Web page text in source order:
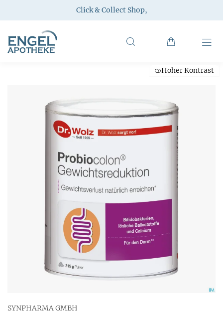
Click & Collect Shop,
Hoher Kontrast
SYNPHARMA GMBH